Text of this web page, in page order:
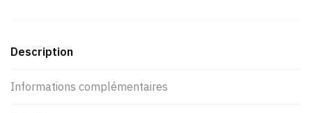
Description
Informations complémentaires